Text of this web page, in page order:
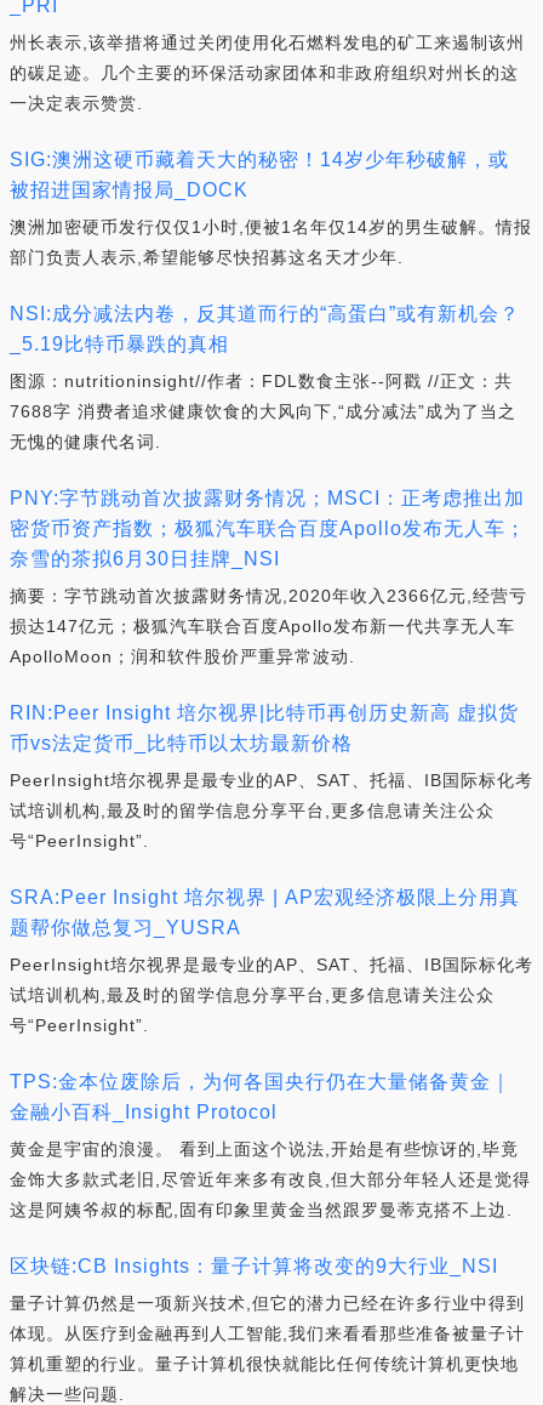
_PRI
州长表示,该举措将通过关闭使用化石燃料发电的矿工来遏制该州
的碳足迹。几个主要的环保活动家团体和非政府组织对州长的这
一决定表示赞赏.
SIG:澳洲这硬币藏着天大的秘密！14岁少年秒破解，或
被招进国家情报局_DOCK
澳洲加密硬币发行仅仅1小时,便被1名年仅14岁的男生破解。情报
部门负责人表示,希望能够尽快招募这名天才少年.
NSI:成分减法内卷，反其道而行的“高蛋白”或有新机会？
_5.19比特币暴跌的真相
图源：nutritioninsight//作者：FDL数食主张--阿戳 //正文：共
7688字 消费者追求健康饮食的大风向下,“成分减法”成为了当之
无愧的健康代名词.
PNY:字节跳动首次披露财务情况；MSCI：正考虑推出加
密货币资产指数；极狐汽车联合百度Apollo发布无人车；
奈雪的茶拟6月30日挂牌_NSI
摘要：字节跳动首次披露财务情况,2020年收入2366亿元,经营亏
损达147亿元；极狐汽车联合百度Apollo发布新一代共享无人车
ApolloMoon；润和软件股价严重异常波动.
RIN:Peer Insight 培尔视界|比特币再创历史新高 虚拟货
币vs法定货币_比特币以太坊最新价格
PeerInsight培尔视界是最专业的AP、SAT、托福、IB国际标化考
试培训机构,最及时的留学信息分享平台,更多信息请关注公众
号“PeerInsight”.
SRA:Peer Insight 培尔视界 | AP宏观经济极限上分用真
题帮你做总复习_YUSRA
PeerInsight培尔视界是最专业的AP、SAT、托福、IB国际标化考
试培训机构,最及时的留学信息分享平台,更多信息请关注公众
号“PeerInsight”.
TPS:金本位废除后，为何各国央行仍在大量储备黄金｜
金融小百科_Insight Protocol
黄金是宇宙的浪漫。 看到上面这个说法,开始是有些惊讶的,毕竟
金饰大多款式老旧,尽管近年来多有改良,但大部分年轻人还是觉得
这是阿姨爷叔的标配,固有印象里黄金当然跟罗曼蒂克搭不上边.
区块链:CB Insights：量子计算将改变的9大行业_NSI
量子计算仍然是一项新兴技术,但它的潜力已经在许多行业中得到
体现。从医疗到金融再到人工智能,我们来看看那些准备被量子计
算机重塑的行业。量子计算机很快就能比任何传统计算机更快地
解决一些问题.